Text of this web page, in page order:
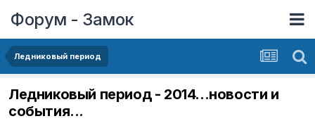
Форум - Замок
Ледниковый период
Ледниковый период - 2014...новости и
события...